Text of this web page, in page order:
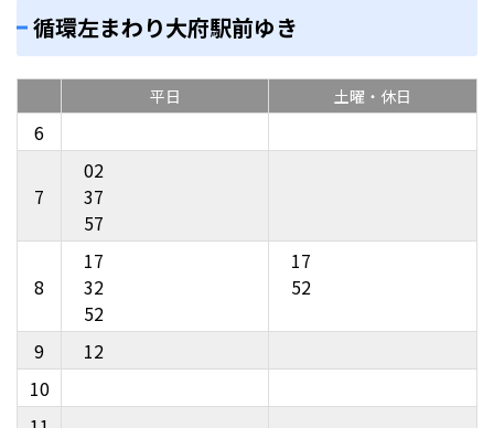
循環左まわり大府駅前ゆき
平日
6
7
8
9
10
02
37
57
17
32
52
12
土曜・休日
17
52